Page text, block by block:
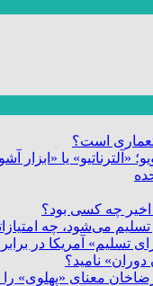
است؟
«آلترناتیو» یا «ابزار
اخیر چه کسی بود؟
می‌شود، چه
تسلیم» آمریکا در
نامید؟
معنای «پهلوی»